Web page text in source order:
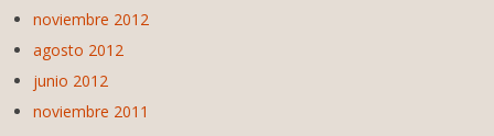
noviembre 2012
agosto 2012
junio 2012
noviembre 2011